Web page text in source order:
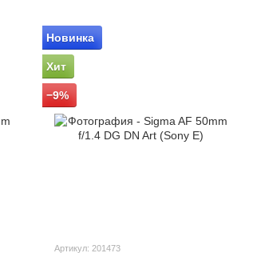
Новинка
Хит
−9%
Артикул: 201473